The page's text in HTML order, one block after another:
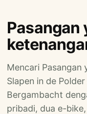
Pasangan
Mencari Pasangan
Slapen in de
Bergambacht
pribadi, dua e-